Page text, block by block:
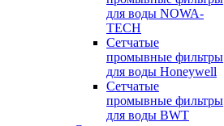
для воды NOWA-
TECH
Сетчатые
промывные фильтры
для воды Honeywell
Сетчатые
промывные фильтры
для воды BWT